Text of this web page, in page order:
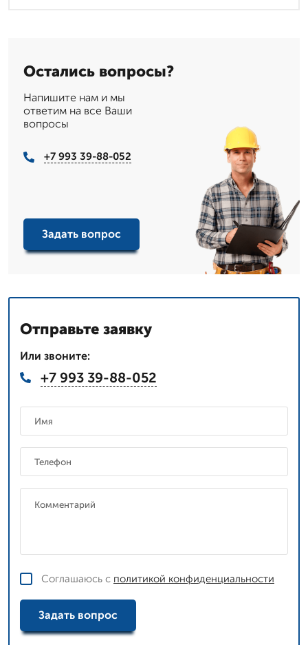
Остались вопросы?
Напишите нам и мы
ответим на все Ваши
вопросы
+7 993 39-88-052
Задать вопрос
Отправьте заявку
Или звоните:
+7 993 39-88-052
Соглашаюсь с политикой конфиденциальности
Задать вопрос